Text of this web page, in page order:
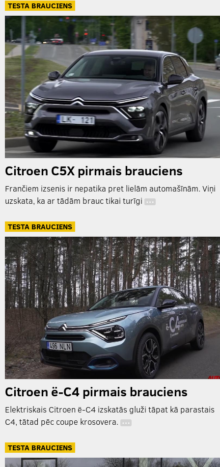
TESTA BRAUCIENS
Citroen C5X pirmais brauciens
Frančiem izsenis ir nepatika pret lielām automašīnām. Viņi
uzskata, ka ar tādām brauc tikai turīgi …
TESTA BRAUCIENS
Citroen ë-C4 pirmais brauciens
Elektriskais Citroen ë-C4 izskatās gluži tāpat kā parastais
C4, tātad pēc coupe krosovera. …
TESTA BRAUCIENS